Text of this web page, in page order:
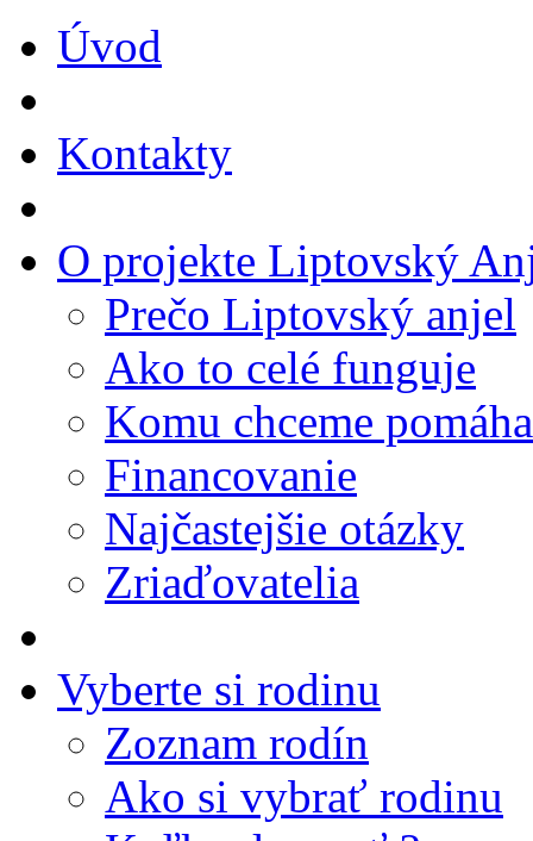
Úvod
Kontakty
O projekte Liptovský
Prečo Liptovský anjel
Ako to celé funguje
Komu chceme
Financovanie
Najčastejšie otázky
Zriaďovatelia
Vyberte si rodinu
Zoznam rodín
Ako si vybrať rodinu